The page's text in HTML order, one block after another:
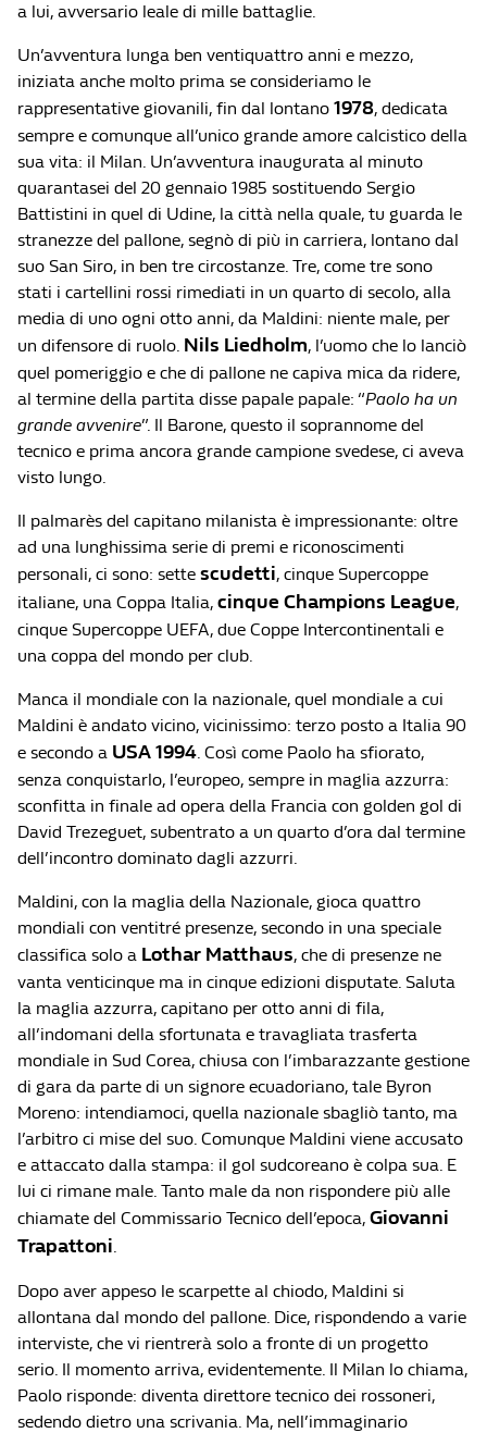
a lui, avversario leale di mille battaglie.
Un’avventura lunga ben ventiquattro anni e mezzo,
iniziata anche molto prima se consideriamo le
rappresentative giovanili, fin dal lontano 1978, dedicata
sempre e comunque all’unico grande amore calcistico della
sua vita: il Milan. Un’avventura inaugurata al minuto
quarantasei del 20 gennaio 1985 sostituendo Sergio
Battistini in quel di Udine, la città nella quale, tu guarda le
stranezze del pallone, segnò di più in carriera, lontano dal
suo San Siro, in ben tre circostanze. Tre, come tre sono
stati i cartellini rossi rimediati in un quarto di secolo, alla
media di uno ogni otto anni, da Maldini: niente male, per
un difensore di ruolo. Nils Liedholm, l’uomo che lo lanciò
quel pomeriggio e che di pallone ne capiva mica da ridere,
al termine della partita disse papale papale: “Paolo ha un
grande avvenire”. Il Barone, questo il soprannome del
tecnico e prima ancora grande campione svedese, ci aveva
visto lungo.
Il palmarès del capitano milanista è impressionante: oltre
ad una lunghissima serie di premi e riconoscimenti
personali, ci sono: sette scudetti, cinque Supercoppe
italiane, una Coppa Italia, cinque Champions League,
cinque Supercoppe UEFA, due Coppe Intercontinentali e
una coppa del mondo per club.
Manca il mondiale con la nazionale, quel mondiale a cui
Maldini è andato vicino, vicinissimo: terzo posto a Italia 90
e secondo a USA 1994. Così come Paolo ha sfiorato,
senza conquistarlo, l’europeo, sempre in maglia azzurra:
sconfitta in finale ad opera della Francia con golden gol di
David Trezeguet, subentrato a un quarto d’ora dal termine
dell’incontro dominato dagli azzurri.
Maldini, con la maglia della Nazionale, gioca quattro
mondiali con ventitré presenze, secondo in una speciale
classifica solo a Lothar Matthaus, che di presenze ne
vanta venticinque ma in cinque edizioni disputate. Saluta
la maglia azzurra, capitano per otto anni di fila,
all’indomani della sfortunata e travagliata trasferta
mondiale in Sud Corea, chiusa con l’imbarazzante gestione
di gara da parte di un signore ecuadoriano, tale Byron
Moreno: intendiamoci, quella nazionale sbagliò tanto, ma
l’arbitro ci mise del suo. Comunque Maldini viene accusato
e attaccato dalla stampa: il gol sudcoreano è colpa sua. E
lui ci rimane male. Tanto male da non rispondere più alle
chiamate del Commissario Tecnico dell’epoca, Giovanni
Trapattoni.
Dopo aver appeso le scarpette al chiodo, Maldini si
allontana dal mondo del pallone. Dice, rispondendo a varie
interviste, che vi rientrerà solo a fronte di un progetto
serio. Il momento arriva, evidentemente. Il Milan lo chiama,
Paolo risponde: diventa direttore tecnico dei rossoneri,
sedendo dietro una scrivania. Ma, nell’immaginario